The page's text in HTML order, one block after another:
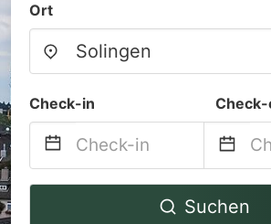
Ort
Check-in
Navigate
Suchen